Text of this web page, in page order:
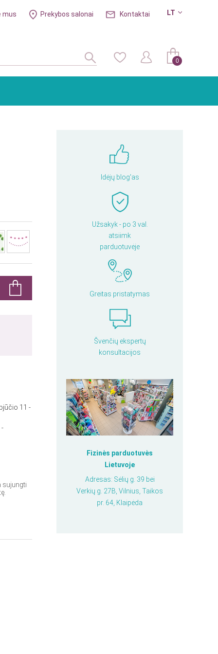
LT
mus Prekybos salonai Kontaktai
0
Idėjų blog'as
Užsakyk - po 3 val.
atsiimk
parduotuvėje
Greitas pristatymas
Švenčių ekspertų
konsultacijos
Fizinės parduotuvės
Lietuvoje
Adresas: Sėlių g. 39 bei
Verkių g. 27B, Vilnius, Taikos
pr. 64, Klaipėda
11 -
-
sujungti